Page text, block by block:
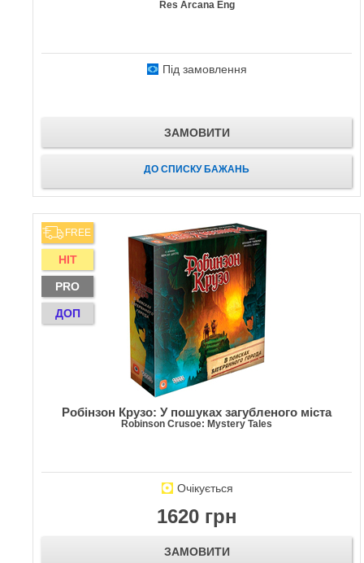
Res Arcana Eng
Під замовлення
ЗАМОВИТИ
ДО СПИСКУ БАЖАНЬ
FREE
HIT
PRO
ДОП
Робінзон Крузо: У пошуках загубленого міста
Robinson Crusoe: Mystery Tales
Очікується
1620 грн
ЗАМОВИТИ